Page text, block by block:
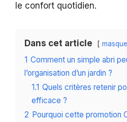
le confort quotidien.
Dans cet article
1 Comment un simple abri
l’organisation d’un jardin ?
1.1 Quels critères retenir
efficace ?
2 Pourquoi cette promotion